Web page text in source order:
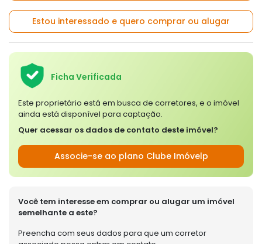
Estou interessado e quero comprar ou alugar
Ficha Verificada
Este proprietário está em busca de corretores, e o imóvel
ainda está disponível para captação.
Quer acessar os dados de contato deste imóvel?
Associe-se ao plano Clube Imóvelp
Você tem interesse em comprar ou alugar um imóvel
semelhante a este?
Preencha com seus dados para que um corretor